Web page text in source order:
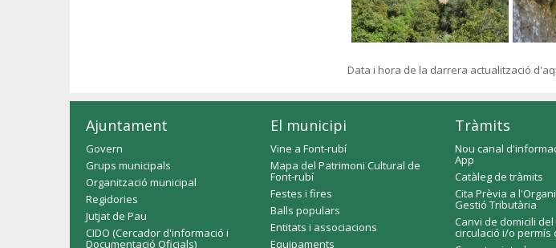
Data i hora de la darrera actualització
Ajuntament
Govern
Grups municipals
Organització municipal
Regidories
Jutjat de Pau
CIDO (Cercador d'informació i
Documentació Oficials)
El municipi
Vine a Font-rubí
Mapa del Patrimoni Cultural de
Font-rubí
Festes i fires
Balls populars
Entitats i associacions
Equipaments
Tràmits
Nou canal
App
Catàleg de tràmits
Cita Prèvia a
Gestió Tributària
Canvi de domicili
circulació i/o permís